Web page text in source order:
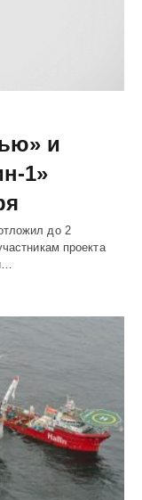
и
1»
до 2
проекта